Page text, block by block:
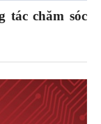
tác chăm sóc